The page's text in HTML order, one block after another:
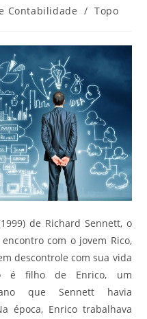
Contabilidade / Topo
de Richard Sennett, o
com o jovem Rico,
descontrole com sua vida
é filho de Enrico, um
que Sennett havia
época, Enrico trabalhava